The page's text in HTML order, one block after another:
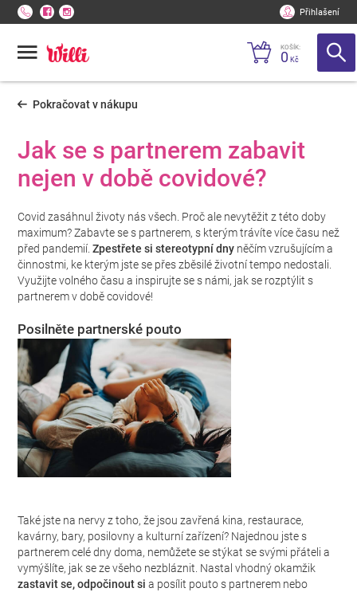
Přihlašení
KOŠÍK:
0 Kč
Pokračovat v nákupu
Jak se s partnerem zabavit
nejen v době covidové?
Covid zasáhnul životy nás všech. Proč ale nevytěžit z této doby
maximum? Zabavte se s partnerem, s kterým trávíte více času než
před pandemií. Zpestřete si stereotypní dny něčím vzrušujícím a
činnostmi, ke kterým jste se přes zběsilé životní tempo nedostali.
Využijte volného času a inspirujte se s námi, jak se rozptýlit s
partnerem v době covidové!
Posilněte partnerské pouto
Také jste na nervy z toho, že jsou zavřená kina, restaurace,
kavárny, bary, posilovny a kulturní zařízení? Najednou jste s
partnerem celé dny doma, nemůžete se stýkat se svými přáteli a
vymýšlíte, jak se ze všeho nezbláznit. Nastal vhodný okamžik
zastavit se, odpočinout si a posílit pouto s partnerem nebo